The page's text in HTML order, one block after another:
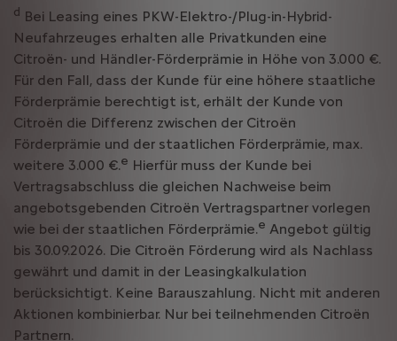
d Bei Leasing eines PKW-Elektro-/Plug-in-Hybrid-
Neufahrzeuges erhalten alle Privatkunden eine
Citroën- und Händler-Förderprämie in Höhe von 3.000 €.
Für den Fall, dass der Kunde für eine höhere staatliche
Förderprämie berechtigt ist, erhält der Kunde von
Citroën die Differenz zwischen der Citroën
Förderprämie und der staatlichen Förderprämie, max.
weitere 3.000 €.e Hierfür muss der Kunde bei
Vertragsabschluss die gleichen Nachweise beim
angebotsgebenden Citroën Vertragspartner vorlegen
wie bei der staatlichen Förderprämie.e Angebot gültig
bis 30.09.2026. Die Citroën Förderung wird als Nachlass
gewährt und damit in der Leasingkalkulation
berücksichtigt. Keine Barauszahlung. Nicht mit anderen
Aktionen kombinierbar. Nur bei teilnehmenden Citroën
Partnern.